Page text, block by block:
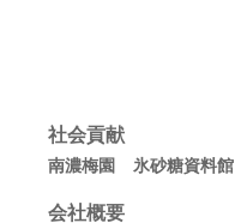
社会貢献
南濃梅園 氷砂糖資料館
会社概要